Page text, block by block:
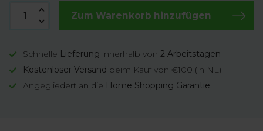
Zum Warenkorb hinzufügen
Schnelle Lieferung innerhalb von 2 Arbeitstagen
Kostenloser Versand beim Kauf von €100 (in NL)
Angegliedert an die Home Shopping Garantie